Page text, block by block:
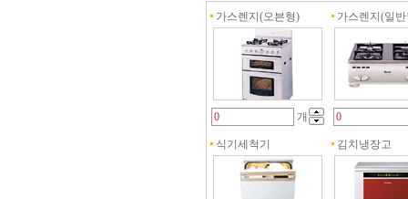
가스렌지(오븐형) 가스렌지(일
개
식기세척기 김치냉장고